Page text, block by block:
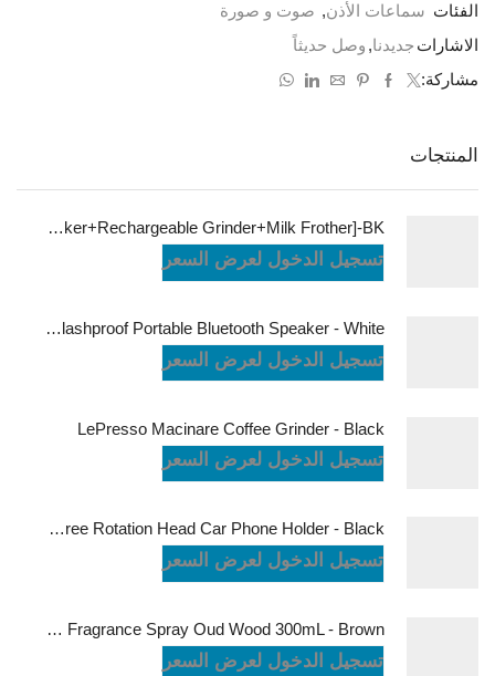
الفئات سماعات الأذن, صوت و صورة
الاشارات جديدنا, وصل حديثاً
مشاركة:
المنتجات
LePresso Brewology Coffee Kit [Espresso Maker+Rechargeable Grinder+Milk Frother]-BK
تسجيل الدخول لعرض السعر
JBL Charge6 Splashproof Portable Bluetooth Speaker - White
تسجيل الدخول لعرض السعر
LePresso Macinare Coffee Grinder - Black
تسجيل الدخول لعرض السعر
Powerology Logan Magsafe 360 Degree Rotation Head Car Phone Holder - Black
تسجيل الدخول لعرض السعر
Green Lion Fragrance Spray Oud Wood 300mL - Brown
تسجيل الدخول لعرض السعر